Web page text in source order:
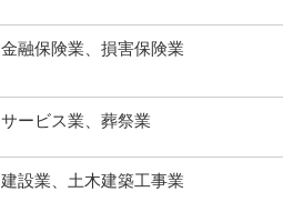
金融保険業、損害保険業
サービス業、葬祭業
建設業、土木建築工事業